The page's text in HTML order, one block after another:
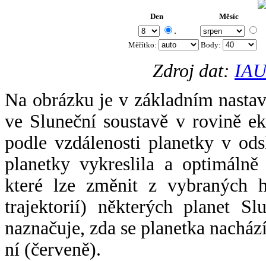
Den Měsíc
.
Měřítko: Body:
Zdroj dat:
Na obrázku je v základním
ve Sluneční soustavě v rovině
podle vzdálenosti planetky v
planetky vykreslila a
které lze změnit z vybraných
trajektorií) některých planet
naznačuje, zda se planetka
ní (červeně).